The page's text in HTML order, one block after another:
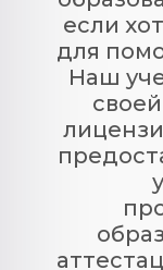
если
для
Наш